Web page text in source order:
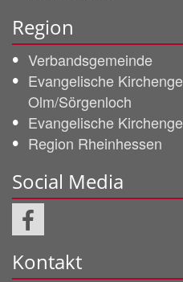
Region
Verbandsgemeinde
Evangelische
Olm/Sörgenloch
Evangelische
Region Rheinhessen
Social Media
Kontakt